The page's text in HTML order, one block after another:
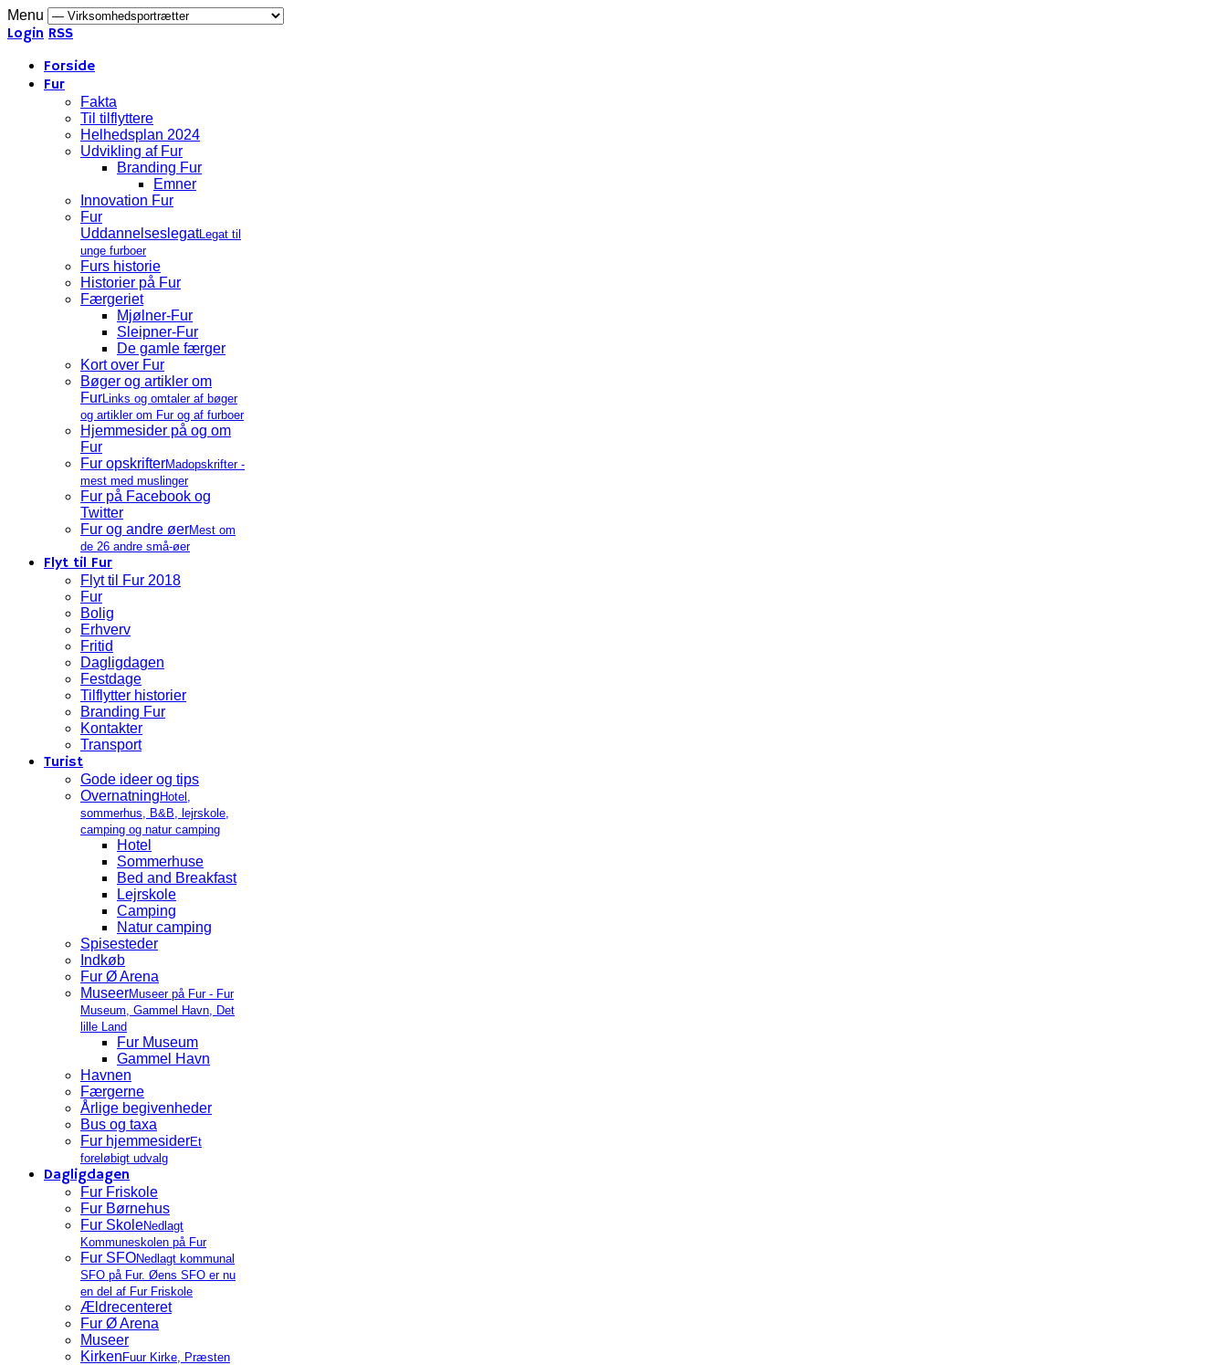
Menu
Login RSS
Forside
Fur
Fakta
Til tilflyttere
Helhedsplan 2024
Udvikling af Fur
Branding Fur
Emner
Innovation Fur
Fur
UddannelseslegatLegat til
unge furboer
Furs historie
Historier på Fur
Færgeriet
Mjølner-Fur
Sleipner-Fur
De gamle færger
Kort over Fur
Bøger og artikler om
FurLinks og omtaler af bøger
og artikler om Fur og af furboer
Hjemmesider på og om
Fur
Fur opskrifterMadopskrifter -
mest med muslinger
Fur på Facebook og
Twitter
Fur og andre øerMest om
de 26 andre små-øer
Flyt til Fur
Flyt til Fur 2018
Fur
Bolig
Erhverv
Fritid
Dagligdagen
Festdage
Tilflytter historier
Branding Fur
Kontakter
Transport
Turist
Gode ideer og tips
Overnatning Hotel,
sommerhus, B&B, lejrskole,
camping og natur camping
Hotel
Sommerhuse
Bed and Breakfast
Lejrskole
Camping
Natur camping
Spisesteder
Indkøb
Fur Ø Arena
MuseerMuseer på Fur - Fur
Museum, Gammel Havn, Det
lille Land
Fur Museum
Gammel Havn
Havnen
Færgerne
Årlige begivenheder
Bus og taxa
Fur hjemmesiderEt
foreløbigt udvalg
Dagligdagen
Fur Friskole
Fur Børnehus
Fur SkoleNedlagt
Kommuneskolen på Fur
Fur SFONedlagt kommunal
SFO på Fur. Øens SFO er nu
en del af Fur Friskole
Ældrecenteret
Fur Ø Arena
Museer
Kirken Fuur Kirke, Præsten